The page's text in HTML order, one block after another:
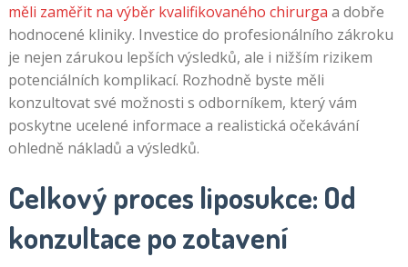
měli zaměřit na výběr kvalifikovaného chirurga a dobře
hodnocené kliniky. Investice do profesionálního zákroku
je nejen zárukou lepších výsledků, ale i nižším rizikem
potenciálních komplikací. Rozhodně byste měli
konzultovat své možnosti s odborníkem, který vám
poskytne ucelené informace a realistická očekávání
ohledně nákladů a výsledků.
Celkový proces liposukce: Od
konzultace po zotavení